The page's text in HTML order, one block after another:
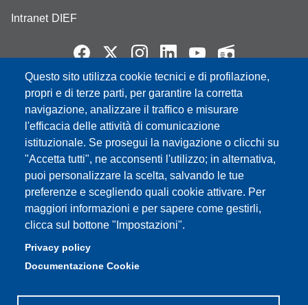
Questo sito utilizza cookie tecnici e di profilazione,
propri e di terze parti, per garantire la corretta
navigazione, analizzare il traffico e misurare
l'efficacia delle attività di comunicazione
istituzionale. Se prosegui la navigazione o clicchi su
"Accetta tutti", ne acconsenti l'utilizzo; in alternativa,
puoi personalizzare la scelta, salvando le tue
preferenze e scegliendo quali cookie attivare. Per
maggiori informazioni e per sapere come gestirli,
clicca sul bottone "Impostazioni".
Privacy policy
Documentazione Cookie
Intranet DIEF
Partita IVA: 00427620364
e-mail: urp@unimore.it
PEC: primo contatto: urp@pec.unimore.it
Indirizzo ReGIndE per notifica Atti Processuali:
direzionelegale@pec.unimore.it
Sede di Modena: Via Università 4, 41121 Modena, Tel. 059
2056511 - Fax 059 245156
Sede di Reggio Emilia : Viale A. Allegri 9, 42121 Reggio
Emilia, Tel. 0522 523041 - Fax 0522 523045